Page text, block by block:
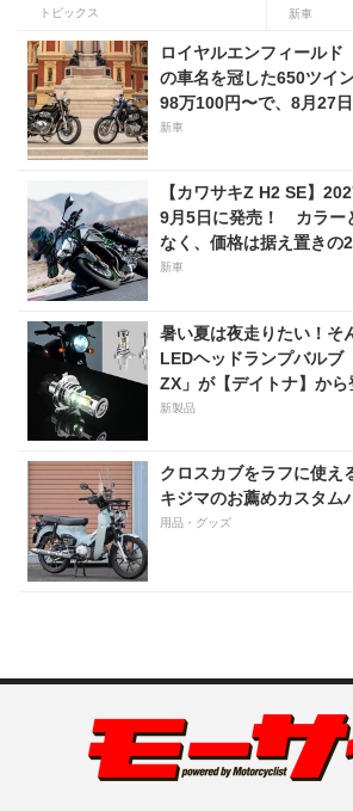
ク日和第３回】
トピックス
乗。人
デルが
化！
新車
ロイヤルエンフィール
の車名を冠した650ツイ
98万100円〜で、8月27日
新車
【カワサキZ H2 SE】
9月5日に発売！ カラー
なく、価格は据え置きの
新車
暑い夏は夜走りたい！そ
LEDヘッドランプバルブ
ZX」が【デイトナ】から
新製品
クロスカブをラフに使
キジマのお薦めカスタム
用品・グッズ